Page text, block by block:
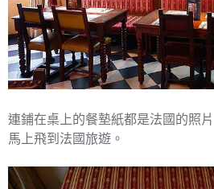
連鋪在桌上的餐墊紙都是法國的照
馬上飛到法國旅遊。